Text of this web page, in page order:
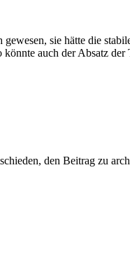
sie hätte die
auch der Absatz
den Beitrag zu